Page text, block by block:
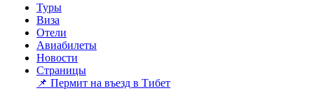
Туры
Виза
Отели
Авиабилеты
Новости
Страницы
📌 Пермит на въезд в Тибет